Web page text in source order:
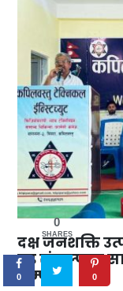
दक्ष जनशक्ति
दृढ संकल्पका
सम्पन्न
0
SHARES
0 0